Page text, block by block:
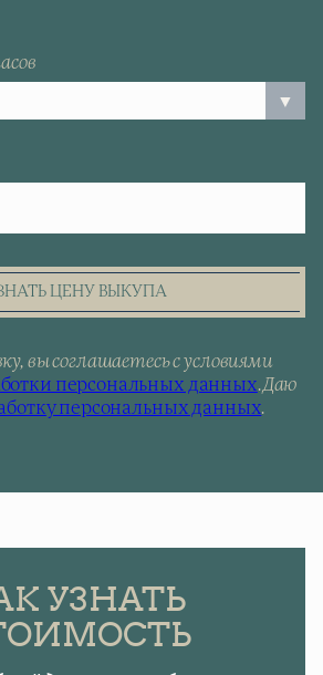
ЦЕНУ ВЫКУПА
вы соглашаетесь с условиями
персональных данных.Даю
персональных данных.
УЗНАТЬ